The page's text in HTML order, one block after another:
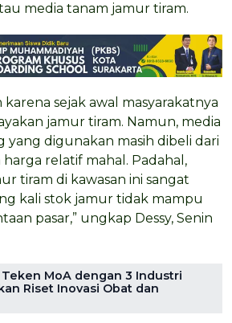
media tanam jamur tiram.
karena sejak awal masyarakatnya
jamur tiram. Namun, media
yang digunakan masih dibeli dari
relatif mahal. Padahal,
tiram di kawasan ini sangat
kali stok jamur tidak mampu
pasar,” ungkap Dessy, Senin
Teken MoA dengan 3 Industri
Riset Inovasi Obat dan